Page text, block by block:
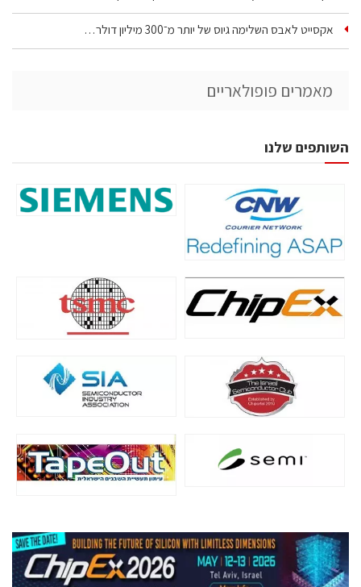
אקסייט לאבס השלימה גיוס של יותר מ־300 מיליון דולר…
מאמרים פופולאריים
השותפים שלנו